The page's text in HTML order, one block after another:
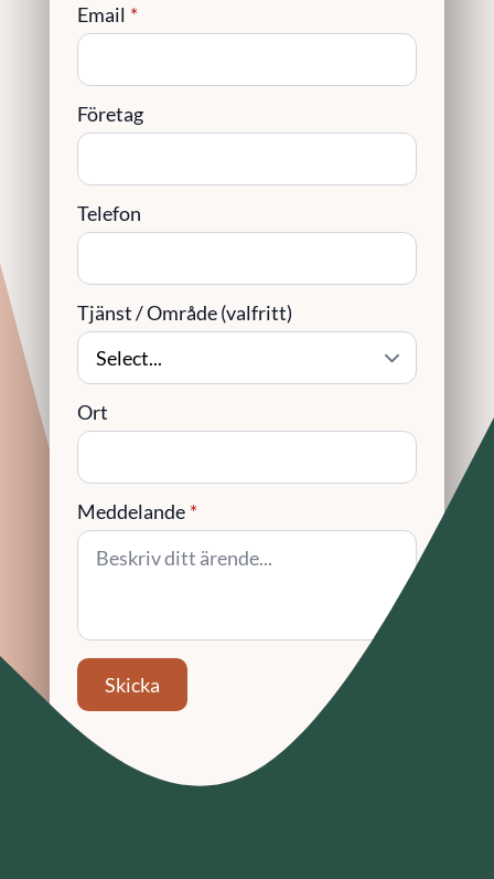
Email *
Företag
Telefon
Tjänst / Område (valfritt)
Ort
Meddelande *
Skicka